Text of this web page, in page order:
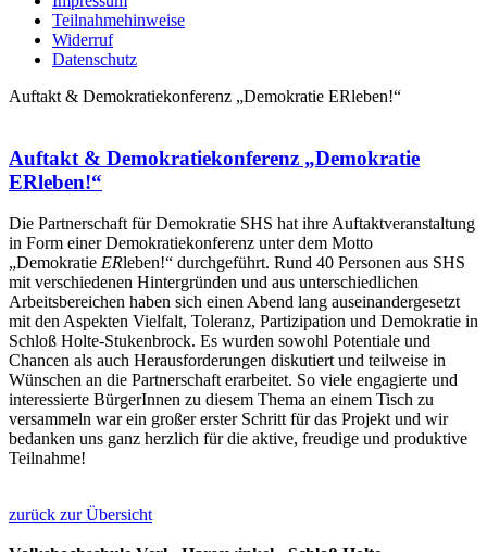
Teilnahmehinweise
Widerruf
Datenschutz
Auftakt & Demokratiekonferenz „Demokratie ERleben!“
Auftakt & Demokratiekonferenz „Demokratie
ERleben!“
Die Partnerschaft für Demokratie SHS hat ihre Auftaktveranstaltung
in Form einer Demokratiekonferenz unter dem Motto
„Demokratie ERleben!“ durchgeführt. Rund 40 Personen aus SHS
mit verschiedenen Hintergründen und aus unterschiedlichen
Arbeitsbereichen haben sich einen Abend lang auseinandergesetzt
mit den Aspekten Vielfalt, Toleranz, Partizipation und Demokratie in
Schloß Holte-Stukenbrock. Es wurden sowohl Potentiale und
Chancen als auch Herausforderungen diskutiert und teilweise in
Wünschen an die Partnerschaft erarbeitet. So viele engagierte und
interessierte BürgerInnen zu diesem Thema an einem Tisch zu
versammeln war ein großer erster Schritt für das Projekt und wir
bedanken uns ganz herzlich für die aktive, freudige und produktive
Teilnahme!
zurück zur Übersicht